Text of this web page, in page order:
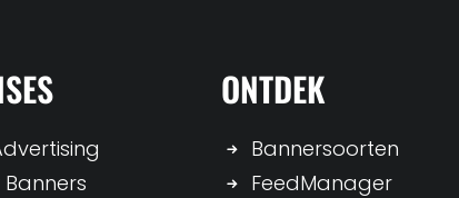
ONTDEK
Bannersoorten
FeedManager